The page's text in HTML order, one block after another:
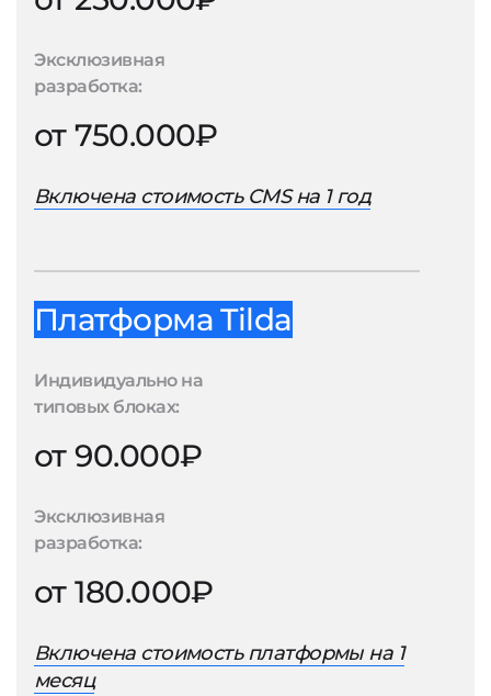
Эксклюзивная
разработка:
от 750.000₽
Включена стоимость CMS на 1 год
Платформа Tilda
Индивидуально на
типовых блоках:
от 90.000₽
Эксклюзивная
разработка:
от 180.000₽
Включена стоимость платформы на 1
месяц